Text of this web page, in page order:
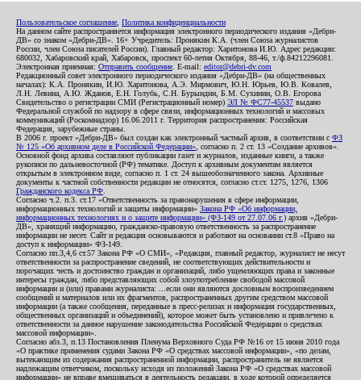
Пользовательское соглашение Политика конфиденциальности
На данном сайте распространяется информация электронного периодического издания «Дебри-
ДВ» со знаком «Дебри-ДВ». 16+ Учредитель: Пронякин К.А. (член Союза журналистов
России, член Союза писателей России). Главный редактор: Харитонова И.Ю. Адрес редакции:
680032, Хабаровский край, Хабаровск, проспект 60-летия Октября, 88-46, т./ф.84212296081.
Электронная приемная: Отправить сообщение . E-mail: editor@debri-dv.com
Редакционный совет электронного периодического издания «Дебри-ДВ» (на общественных
началах): К.А. Пронякин, И.Ю. Харитонова, А.Э. Мирмович, Ю.Н. Юрьев, Ю.В. Ковалев,
Л.Н. Левина, А.Ю. Жданов, Е.Н. Голубь, С.Н. Бурындин, Б.М. Сухинин, О.В. Егорова
Свидетельство о регистрации СМИ (Регистрационный номер) ЭЛ № ФС77-45537 выдано
Федеральной службой по надзору в сфере связи, информационных технологий и массовых
коммуникаций (Роскомнадзор) 16.06.2011 г. Территория распространения: Российская
Федерация, зарубежные страны.
В 2006 г. проект «Дебри-ДВ» был создан как электронный частный архив, в соответствии с ФЗ
№ 125 «Об архивном деле в Российской Федерации» , согласно п. 2 ст. 13 «Создание архивов».
Основной фонд архива составляют публикации газет и журналов, изданные книги, а также
рукописи по дальневосточной (РФ) тематике. Доступ к архивным документам является
открытым в электронном виде, согласно п. 1 ст. 24 вышеобозначенного закона. Архивные
документы к частной собственности редакции не относятся, согласно ст.ст. 1275, 1276, 1306
Гражданского кодекса РФ
Согласно ч.2. п.3. ст.17 «Ответственность за правонарушения в сфере информации,
информационных технологий и защиты информации» Закона РФ «Об информации,
информационных технологиях и о защите информации» (ФЗ-149 от 27.07.06 г.) архив «Дебри-
ДВ», хранящий информацию, гражданско-правовую ответственность за распространение
информации не несет. Сайт и редакция основываются и работают на основании ст.8 «Право на
доступ к информации» ФЗ-149.
Согласно пп.3,4,6 ст.57 Закона РФ «О СМИ», «Редакция, главный редактор, журналист не несут
ответственности за распространение сведений, не соответствующих действительности и
порочащих честь и достоинство граждан и организаций, либо ущемляющих права и законные
интересы граждан, либо представляющих собой злоупотребление свободой массовой
информации и (или) правами журналиста: ...если они являются дословным воспроизведением
сообщений и материалов или их фрагментов, распространенных другим средством массовой
информации (а также сообщения, переданные в пресс-релизах и информация государственных,
общественных организаций и объединений), которое может быть установлено и привлечено к
ответственности за данное нарушение законодательства Российской Федерации о средствах
массовой информации».
Согласно абз.3, п.13 Постановления Пленума Верховного Суда РФ №16 от 15 июня 2010 года
«О практике применения судами Закона РФ «О средствах массовой информации», «по делам,
вытекающим из содержания распространенной информации, распространитель не является
надлежащим ответчиком, поскольку исходя из положений Закона РФ «О средствах массовой
информации» не вправе вмешиваться в деятельность редакции, в ходе которой определяется